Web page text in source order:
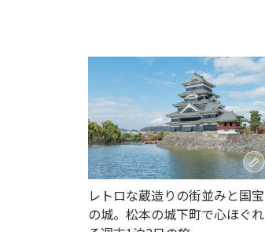
レトロな蔵造りの街並みと国宝
の城。松本の城下町で心ほぐれ